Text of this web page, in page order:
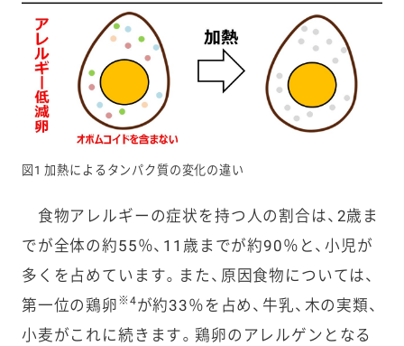
図1 加熱によるタンパク質の変化の違い
食物アレルギーの症状を持つ人の割合は、2歳ま
でが全体の約55％、11歳までが約90％と、小児が
多くを占めています。また、原因食物については、
第一位の鶏卵 ※4が約33％を占め、牛乳、木の実類、
小麦がこれに続きます。鶏卵のアレルゲンとなる